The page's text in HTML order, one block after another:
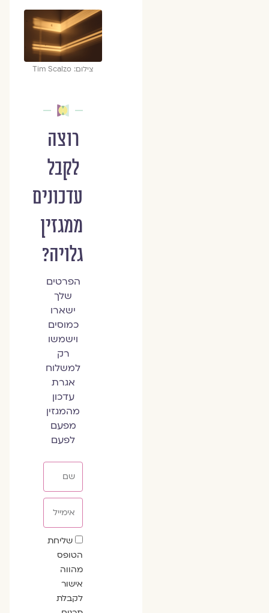
צילום: Tim Scalzo
רוצה
לקבל
עדכונים
ממגזין
גלויה?
הפרטים
שלך
ישארו
כמוסים
וישמשו
רק
למשלוח
אגרת
עדכון
מהמגזין
מפעם
לפעם
שדה
הסכמה
שליחת
הטופס
מהווה
אישור
לקבלת